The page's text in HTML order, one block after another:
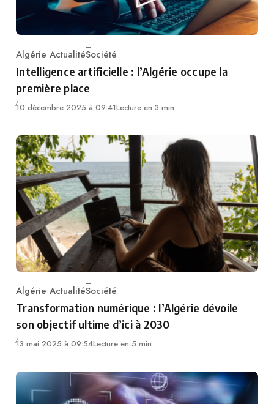
Category
Algérie ActualitéSociété
Intelligence artificielle : l’Algérie occupe la
première place
10 décembre 2025 à 09:41Lecture en 3 min
Category
Algérie ActualitéSociété
Transformation numérique : l’Algérie dévoile
son objectif ultime d’ici à 2030
13 mai 2025 à 09:54Lecture en 5 min